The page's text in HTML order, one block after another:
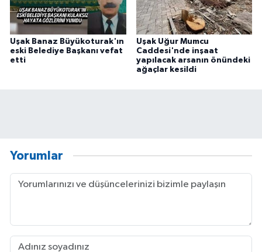
Uşak Banaz Büyükoturak'ın
eski Belediye Başkanı vefat
etti
Uşak Uğur Mumcu
Caddesi'nde inşaat
yapılacak arsanın önündeki
ağaçlar kesildi
Yorumlar